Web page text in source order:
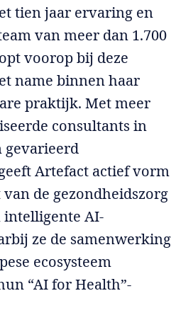
tien jaar ervaring en
van meer dan 1.700
voorop bij deze
name binnen haar
praktijk. Met meer
consultants in
gevarieerd
Artefact actief vorm
de gezondheidszorg
AI-
ze de samenwerking
ecosysteem
“AI for Health”-